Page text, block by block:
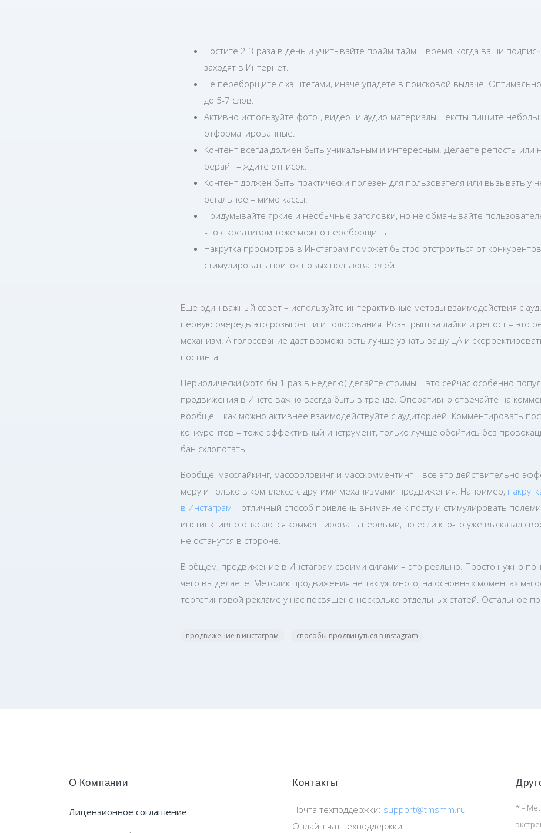
Постите 2-3 раза в день и учитывайте прайм-тайм – время, когда ваши
заходят в Интернет.
Не переборщите с хэштегами, иначе упадете в поисковой выдаче.
до 5-7 слов.
Активно используйте фото-, видео- и аудио-материалы. Тексты пишите
отформатированные.
Контент всегда должен быть уникальным и интересным. Делаете репосты или
рерайт – ждите отписок.
Контент должен быть практически полезен для пользователя или вызывать у
остальное – мимо кассы.
Придумывайте яркие и необычные заголовки, но не обманывайте
что с креативом тоже можно переборщить.
Накрутка просмотров в Инстаграм поможет быстро отстроиться от
стимулировать приток новых пользователей.
Еще один важный совет – используйте интерактивные методы взаимодействия с
первую очередь это розыгрыши и голосования. Розыгрыш за лайки и репост – это
механизм. А голосование даст возможность лучше узнать вашу ЦА и
постинга.
Периодически (хотя бы 1 раз в неделю) делайте стримы – это сейчас особенно
продвижения в Инсте важно всегда быть в тренде. Оперативно отвечайте на
вообще – как можно активнее взаимодействуйте с аудиторией. Комментировать
конкурентов – тоже эффективный инструмент, только лучше обойтись без
бан схлопотать.
Вообще, масслайкинг, массфоловинг и масскомментинг – все это действительно
меру и только в комплексе с другими механизмами продвижения. Например,
в Инстаграм – отличный способ привлечь внимание к посту и стимулировать
инстинктивно опасаются комментировать первыми, но если кто-то уже высказал
не останутся в стороне.
В общем, продвижение в Инстаграм своими силами – это реально. Просто нужно
чего вы делаете. Методик продвижения не так уж много, на основных моментах мы
тергетинговой рекламе у нас посвящено несколько отдельных статей. Остальное
продвижение в инстаграм способы продвинуться в instagram
О Компании
Лицензионное соглашение
Контакты
Почта техподдержки: support@tmsmm.ru
Онлайн чат техподдержки:
* –